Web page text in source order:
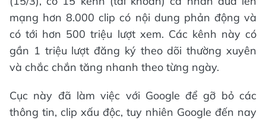
mạng hơn 8.000 clip có nội dung phản động và
có tới hơn 500 triệu lượt xem. Các kênh này có
gần 1 triệu lượt đăng ký theo dõi thường xuyên
và chắc chắn tăng nhanh theo từng ngày.
Cục này đã làm việc với Google để gỡ bỏ các
thông tin, clip xấu độc, tuy nhiên Google đến nay